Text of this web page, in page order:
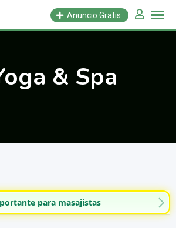
Anuncio Gratis
& Spa
para masajistas